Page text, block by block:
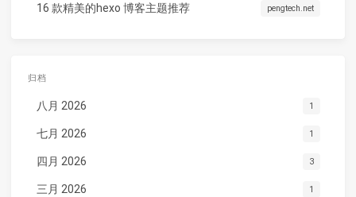
16 款精美的hexo 博客主题推荐 pengtech.net
归档
八月 2026 1
七月 2026 1
四月 2026 3
三月 2026 1